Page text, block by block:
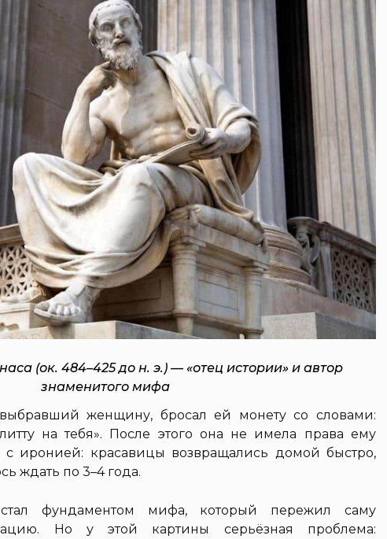
(ок. 484–425 до н. э.) — «отец истории» и автор
знаменитого мифа
женщину, бросал ей монету со словами:
на тебя». После этого она не имела права ему
с иронией: красавицы возвращались домой быстро,
ждать по 3–4 года.
фундаментом мифа, который пережил саму
Но у этой картины серьёзная проблема: